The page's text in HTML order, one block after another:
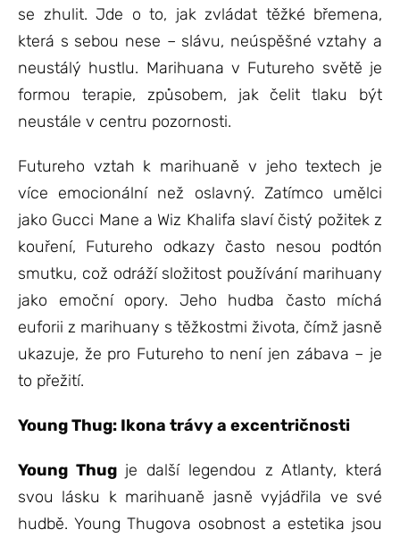
se zhulit. Jde o to, jak zvládat těžké břemena,
která s sebou nese – slávu, neúspěšné vztahy a
neustálý hustlu. Marihuana v Futureho světě je
formou terapie, způsobem, jak čelit tlaku být
neustále v centru pozornosti.
Futureho vztah k marihuaně v jeho textech je
více emocionální než oslavný. Zatímco umělci
jako Gucci Mane a Wiz Khalifa slaví čistý požitek z
kouření, Futureho odkazy často nesou podtón
smutku, což odráží složitost používání marihuany
jako emoční opory. Jeho hudba často míchá
euforii z marihuany s těžkostmi života, čímž jasně
ukazuje, že pro Futureho to není jen zábava – je
to přežití.
Young Thug: Ikona trávy a excentričnosti
Young Thugje další legendou z Atlanty, která
svou lásku k marihuaně jasně vyjádřila ve své
hudbě. Young Thugova osobnost a estetika jsou